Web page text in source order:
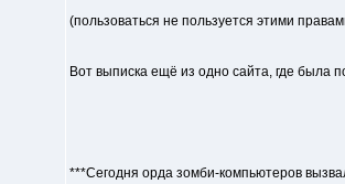
(пользоваться не пользуется этими
Вот выписка ещё из одно сайта, где была
***Сегодня орда зомби-компьютеров